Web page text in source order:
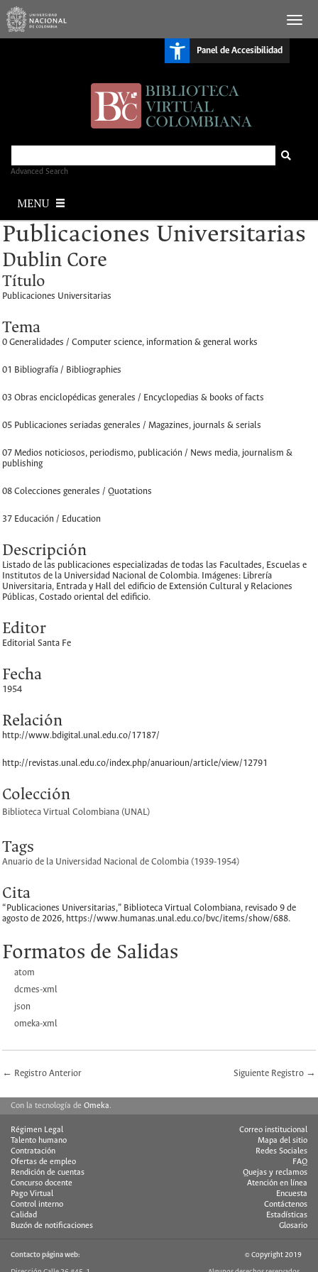
Panel de Accesibilidad
Advanced Search
MENU
Publicaciones Universitarias
Dublin Core
Título
Publicaciones Universitarias
Tema
0 Generalidades / Computer science, information & general works
01 Bibliografía / Bibliographies
03 Obras enciclopédicas generales / Encyclopedias & books of facts
05 Publicaciones seriadas generales / Magazines, journals & serials
07 Medios noticiosos, periodismo, publicación / News media, journalism &
publishing
08 Colecciones generales / Quotations
37 Educación / Education
Descripción
Listado de las publicaciones especializadas de todas las Facultades, Escuelas e
Institutos de la Universidad Nacional de Colombia. Imágenes: Librería
Universitaria, Entrada y Hall del edificio de Extensión Cultural y Relaciones
Públicas, Costado oriental del edificio.
Editor
Editorial Santa Fe
Fecha
1954
Relación
http://www.bdigital.unal.edu.co/17187/
http://revistas.unal.edu.co/index.php/anuarioun/article/view/12791
Colección
Biblioteca Virtual Colombiana (UNAL)
Tags
Anuario de la Universidad Nacional de Colombia (1939-1954)
Cita
“Publicaciones Universitarias,” Biblioteca Virtual Colombiana, revisado 9 de
agosto de 2026, https://www.humanas.unal.edu.co/bvc/items/show/688.
Formatos de Salidas
atom
dcmes-xml
json
omeka-xml
← Registro Anterior Siguiente Registro →
Con la tecnología de Omeka.
Régimen Legal
Talento humano
Contratación
Ofertas de empleo
Rendición de cuentas
Concurso docente
Pago Virtual
Control interno
Calidad
Buzón de notificaciones
Correo institucional
Mapa del sitio
Redes Sociales
FAQ
Quejas y reclamos
Atención en línea
Encuesta
Contáctenos
Estadísticas
Glosario
Contacto página web:
© Copyright 2019